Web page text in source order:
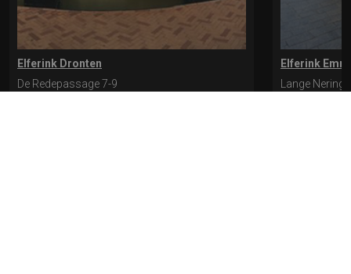
Elferink Dronten
De Redepassage 7-9
Elferink
Lange Nering